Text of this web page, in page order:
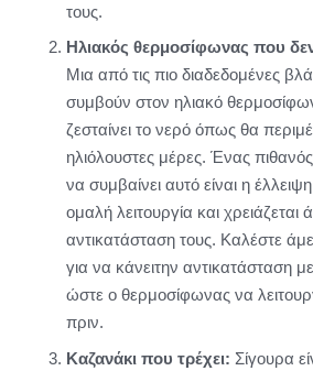
τους.
Ηλιακός θερμοσίφωνας που δεν
Μια από τις πιο διαδεδομένες
συμβούν στον ηλιακό
ζεσταίνει το νερό όπως θα
ηλιόλουστες μέρες. Ένας
να συμβαίνει αυτό είναι η
ομαλή λειτουργία και χρειάζεται
αντικατάσταση τους. Καλέστε
για να κάνειτην αντικατάσταση
ώστε ο θερμοσίφωνας να
πριν.
Καζανάκι που τρέχει: Σίγουρα